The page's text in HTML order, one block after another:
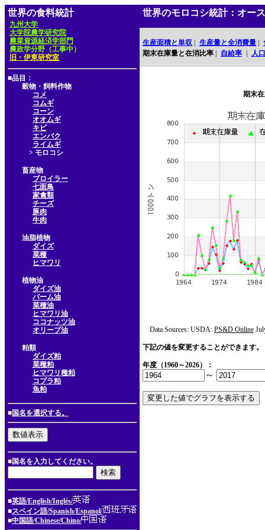
世界の食料統計
九州大学
大学院農学研究院
農業資源経済学部門
農政学分野（工事中）
旧・伊東研究室
■品目：
穀物・飼料作物
コメ
コムギ
コーン
オオムギ
キビ
エンバク
ライムギ
> モロコシ
畜産物
ブロイラー
七面鳥
家禽類
チーズ
豚肉
牛肉
油脂植物
ダイズ
菜種
ヒマワリ
植物油
ダイズ油
パーム油
菜種油
ヒマワリ油
ココナッツ油
オリーブ油
粕類
ダイズ粕
菜種粕
ヒマワリ種粕
コプラ粕
魚粕
■国名を選択する。
■国名を入力してください。
■英語/English/Inglés/
■スペイン語/Spanish/Espanol/
■中国語/Chinese/Chino/
世界のモロコシ統計：オー
生産面積と単収 生産量と全消費量
期末在庫量と在消比率
自給率 人口
期末
Data Sources: USDA: PS&D Online
下記の値を変更することができます。
年度（1960～2026）：
～